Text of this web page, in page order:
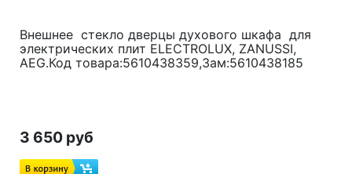
Внешнее стекло дверцы духового шкафа для
электрических плит ELECTROLUX, ZANUSSI,
AEG.Код товара:5610438359,Зам:5610438185
3 650 руб